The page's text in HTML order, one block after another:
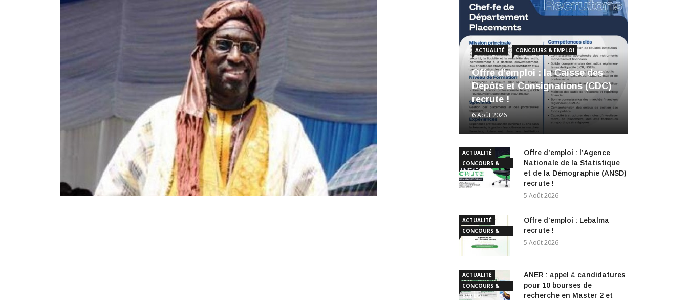
ACTUALITÉ CONCOURS & EMPLOI
Offre d’emploi : la Caisse des
Dépôts et Consignations (CDC)
recrute !
6 Août 2026
ACTUALITÉ
CONCOURS &
EMPLOI
Offre d’emploi : l’Agence
Nationale de la Statistique
et de la Démographie (ANSD)
recrute !
5 Août 2026
ACTUALITÉ
CONCOURS &
EMPLOI
Offre d’emploi : Lebalma
recrute !
5 Août 2026
ACTUALITÉ
CONCOURS &
EMPLOI
ANER : appel à candidatures
pour 10 bourses de
recherche en Master 2 et